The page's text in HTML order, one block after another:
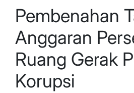
Pembenahan
Anggaran
Ruang Gerak
Korupsi